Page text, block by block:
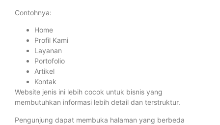
Contohnya:
Home
Profil Kami
Layanan
Portofolio
Artikel
Kontak
Website jenis ini lebih cocok untuk bisnis yang
membutuhkan informasi lebih detail dan terstruktur.
Pengunjung dapat membuka halaman yang berbeda